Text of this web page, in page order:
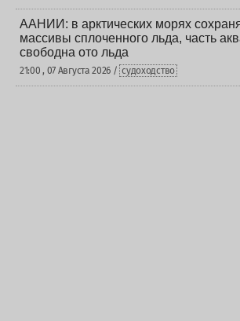
ААНИИ: в арктических морях
массивы сплоченного льда, часть
свободна ото льда
21:00 , 07 Августа 2026 / судоходство